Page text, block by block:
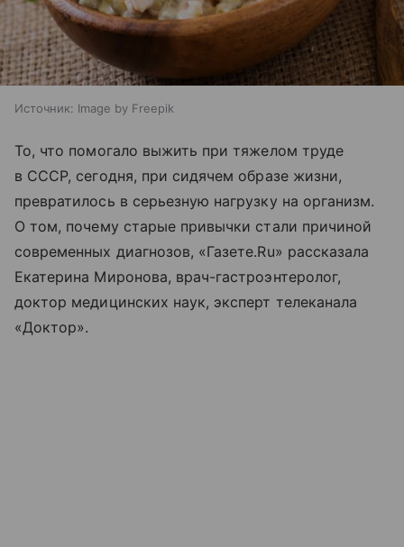
Источник: Image by Freepik
То, что помогало выжить при тяжелом труде
в СССР, сегодня, при сидячем образе жизни,
превратилось в серьезную нагрузку на организм.
О том, почему старые привычки стали причиной
современных диагнозов, «Газете.Ru» рассказала
Екатерина Миронова, врач-гастроэнтеролог,
доктор медицинских наук, эксперт телеканала
«Доктор».